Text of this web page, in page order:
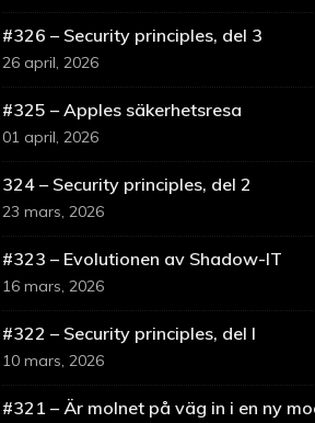
#326 – Security principles, del 3
26 april, 2026
#325 – Apples säkerhetsresa
01 april, 2026
324 – Security principles, del 2
23 mars, 2026
#323 – Evolutionen av Shadow-IT
16 mars, 2026
#322 – Security principles, del I
10 mars, 2026
#321 – Är molnet på väg in i en ny